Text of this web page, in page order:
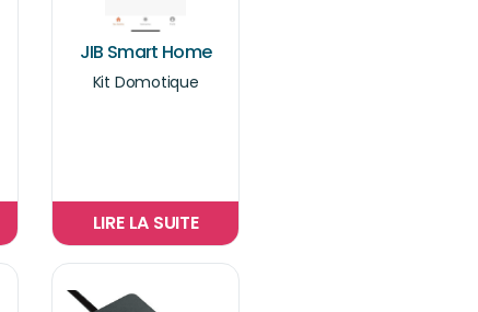
JIB Smart Home
Kit Domotique
LIRE LA SUITE